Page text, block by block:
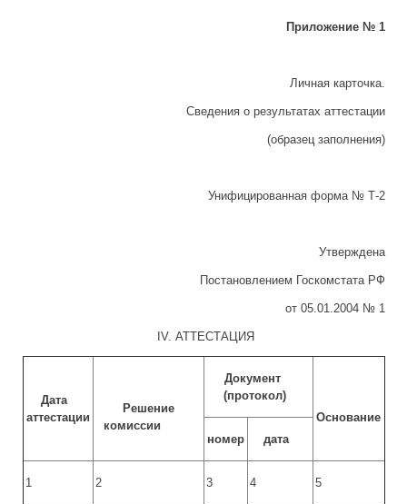
Приложение № 1
Личная карточка.
Сведения о результатах аттестации
(образец заполнения)
Унифицированная форма № Т-2
Утверждена
Постановлением Госкомстата РФ
от 05.01.2004 № 1
IV. АТТЕСТАЦИЯ
Дата
аттестации
Решение
комиссии
Документ
(протокол)
Основание
номер
дата
1 2 3 4 5